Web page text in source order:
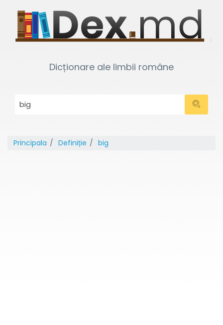
Dicționare ale limbii române
Principala Definiție big